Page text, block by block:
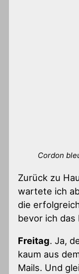
Cordon
Zurück zu
wartete ich
die
bevor ich das
Freitag. Ja,
kaum aus
Mails. Und